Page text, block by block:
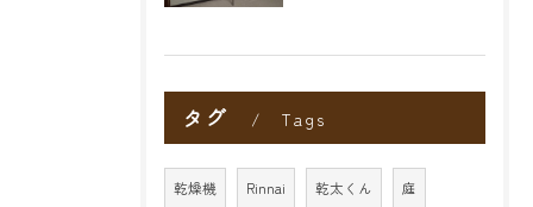
タグ Tags
乾燥機 Rinnai 乾太くん 庭